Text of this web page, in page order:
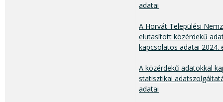
adatai
A Horvát Települési
elutasított közérdekű
kapcsolatos adatai 2024.
A közérdekű adatokkal
statisztikai
adatai